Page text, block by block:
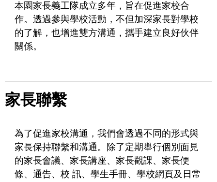
本園家長義工隊成立多年，旨在促進家校合
作。透過參與學校活動，不但加深家長對學校
的了解，也增進雙方溝通，攜手建立良好伙伴
關係。
家長聯繫
為了促進家校溝通，我們會透過不同的形式與
家長保持聯繫和溝通。除了定期舉行個別面見
的家長會議、家長講座、家長觀課、家長便
條、通告、校 訊、學生手冊、學校網頁及日常